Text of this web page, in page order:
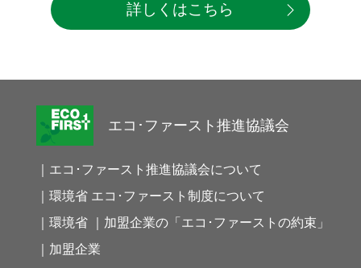
詳しくはこちら
エコ･ファースト推進協議会
｜エコ･ファースト推進協議会について
｜環境省 エコ･ファースト制度について
｜環境省 ｜加盟企業の「エコ･ファーストの約束」
｜加盟企業